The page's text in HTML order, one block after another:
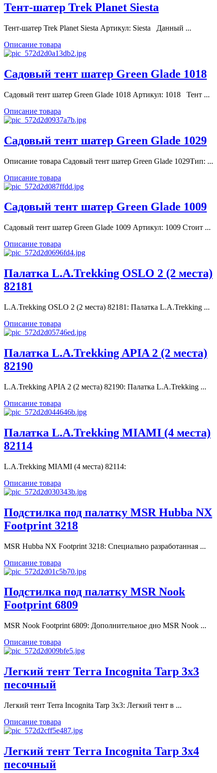
Тент-шатер Trek Planet Siesta
Тент-шатер Trek Planet Siesta Артикул: Siesta Данный ...
Описание товара
Садовый тент шатер Green Glade 1018
Садовый тент шатер Green Glade 1018 Артикул: 1018 Тент ...
Описание товара
Садовый тент шатер Green Glade 1029
Описание товара Садовый тент шатер Green Glade 1029Тип: ...
Описание товара
Садовый тент шатер Green Glade 1009
Садовый тент шатер Green Glade 1009 Артикул: 1009 Стоит ...
Описание товара
Палатка L.A.Trekking OSLO 2 (2 места)
82181
L.A.Trekking OSLO 2 (2 места) 82181: Палатка L.A.Trekking ...
Описание товара
Палатка L.A.Trekking APIA 2 (2 места)
82190
L.A.Trekking APIA 2 (2 места) 82190: Палатка L.A.Trekking ...
Описание товара
Палатка L.A.Trekking MIAMI (4 места)
82114
L.A.Trekking MIAMI (4 места) 82114:
Описание товара
Подстилка под палатку MSR Hubba NX
Footprint 3218
MSR Hubba NX Footprint 3218: Специально разработанная ...
Описание товара
Подстилка под палатку MSR Nook
Footprint 6809
MSR Nook Footprint 6809: Дополнительное дно MSR Nook ...
Описание товара
Легкий тент Terra Incognita Tarp 3x3
песочный
Легкий тент Terra Incognita Tarp 3x3: Легкий тент в ...
Описание товара
Легкий тент Terra Incognita Tarp 3x4
песочный